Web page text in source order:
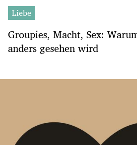
Liebe
Groupies, Macht, Sex:
anders gesehen wird